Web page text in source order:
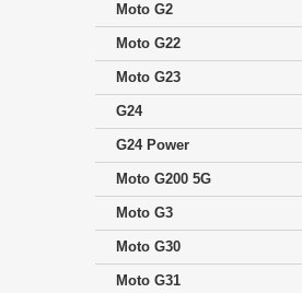
Moto G2
Moto G22
Moto G23
G24
G24 Power
Moto G200 5G
Moto G3
Moto G30
Moto G31